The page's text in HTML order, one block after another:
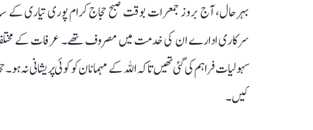
بہرحال، آج بروز جمعرات بوقت صبح حجاج کرام پوری تیاری
سرکاری ادارے ان کی خدمت میں مصروف تھے۔ عرفات کے مختلف
سہولیات فراہم کی گئی تھیں تاکہ اللہ کے مہمانان کو کوئی پریشانی نہ
کیں۔